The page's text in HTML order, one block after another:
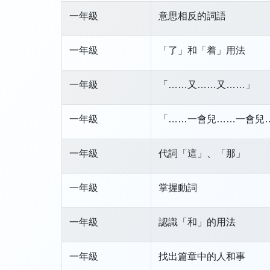
一年級 意思相反的詞語
一年級 「了」和「着」用法
一年級 「……又……又……」
一年級 「……一會兒……一會
一年級 代詞「這」、「那」
一年級 掌握動詞
一年級 認識「和」的用法
一年級 找出篇章中的人和事